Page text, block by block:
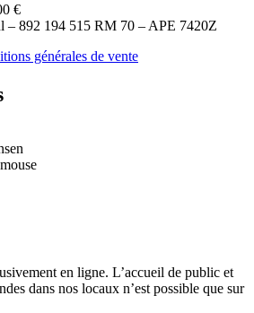
€
– 892 194 515 RM 70 – APE 7420Z
générales de vente
en ligne. L’accueil de public et
dans nos locaux n’est possible que sur